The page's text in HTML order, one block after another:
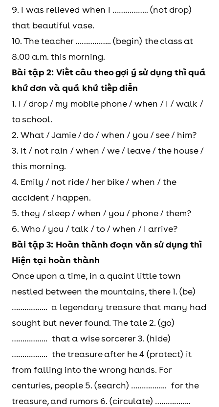
9. I was relieved when I …………….. (not drop)
that beautiful vase.
10. The teacher …………….. (begin) the class at
8.00 a.m. this morning.
Bài tập 2: Viết câu theo gợi ý sử dụng thì quá
khứ đơn và quá khứ tiếp diễn
1. I / drop / my mobile phone / when / I / walk /
to school.
2. What / Jamie / do / when / you / see / him?
3. It / not rain / when / we / leave / the house /
this morning.
4. Emily / not ride / her bike / when / the
accident / happen.
5. they / sleep / when / you / phone / them?
6. Who / you / talk / to / when / I arrive?
Bài tập 3: Hoàn thành đoạn văn sử dụng thì
Hiện tại hoàn thành
Once upon a time, in a quaint little town
nestled between the mountains, there 1. (be)
…………….. a legendary treasure that many had
sought but never found. The tale 2. (go)
…………….. that a wise sorcerer 3. (hide)
…………….. the treasure after he 4 (protect) it
from falling into the wrong hands. For
centuries, people 5. (search) …………….. for the
treasure, and rumors 6. (circulate) ……………..